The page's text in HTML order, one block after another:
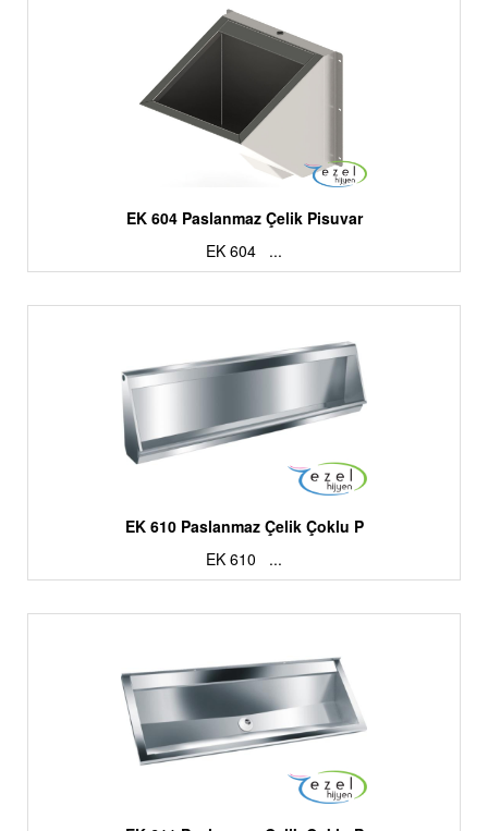
EK 604 Paslanmaz Çelik Pisuvar
EK 604 ...
EK 610 Paslanmaz Çelik Çoklu P
EK 610 ...